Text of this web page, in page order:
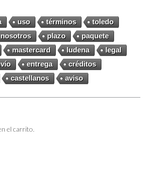
uso términos
toledo
plazo
paquete
mastercard ludena
legal
entrega
créditos
castellanos aviso
el carrito.